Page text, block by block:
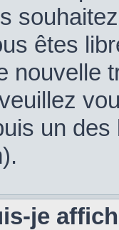
êtes
nouvelle
un
je